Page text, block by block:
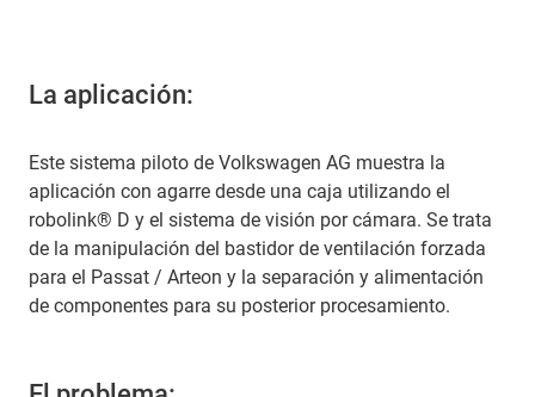
La aplicación:
Este sistema piloto de Volkswagen AG muestra la
aplicación con agarre desde una caja utilizando el
robolink® D y el sistema de visión por cámara. Se trata
de la manipulación del bastidor de ventilación forzada
para el Passat / Arteon y la separación y alimentación
de componentes para su posterior procesamiento.